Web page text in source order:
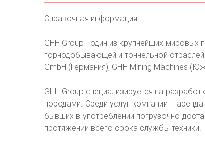
Справочная информация:
GHH Group - один из крупнейших
горнодобывающей и тоннельной
GmbH (Германия), GHH Mining Machines
GHH Group специализируется на
породами. Среди услуг компании –
бывших в употреблении погрузочно-
протяжении всего срока службы техники.